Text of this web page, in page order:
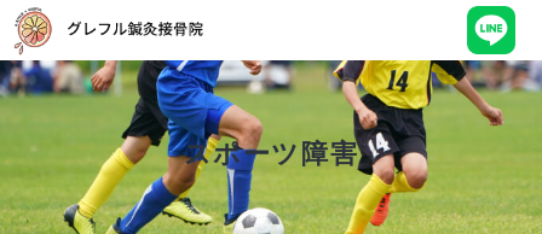
スポーツ障害